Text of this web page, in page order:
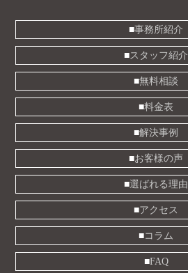
事務所紹介
スタッフ紹介
無料相談
料金表
解決事例
お客様の声
選ばれる理由
アクセス
コラム
FAQ